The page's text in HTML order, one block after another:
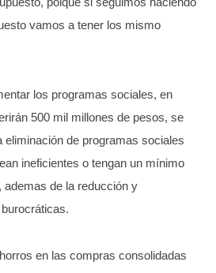
vamos a tener los mismo
los programas sociales, en
500 mil millones de pesos, se
eliminación de programas sociales
ineficientes o tengan un mínimo
ademas de la reducción y
en las compras consolidadas